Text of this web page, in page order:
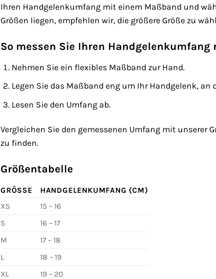
Ihren Handgelenkumfang mit einem Maßband und
Größen liegen, empfehlen wir, die größere Größe zu
So messen Sie Ihren
Nehmen Sie ein flexibles Maßband zur Hand.
Legen Sie das Maßband eng um Ihr Handgelenk,
Lesen Sie den Umfang ab.
Vergleichen Sie den gemessenen Umfang mit unserer
zu finden.
Größentabelle
GRÖSSE
HANDGELENKUMFANG (CM)
XS
15 – 16
S
16 – 17
M
17 – 18
L
18 – 19
XL
19 – 20